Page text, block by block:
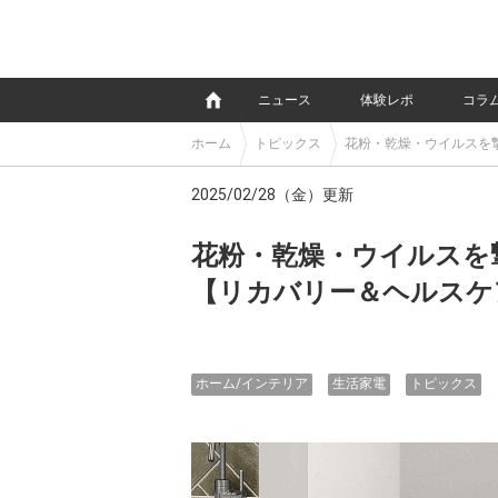
ニュース 体験レポ コラ
ホーム トピックス 花粉・乾燥・ウイルスを
2025/02/28（金）更新
花粉・乾燥・ウイルス
【リカバリー＆ヘルス
ホーム/インテリア 生活家電 トピックス